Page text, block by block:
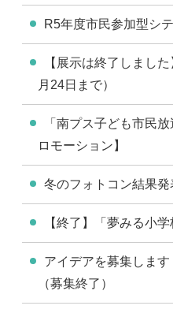
R5年度市民参加型シ
【展示は終了しまし
月24日まで）
「南プス子ども市民
ロモーション】
冬のフォトコン結果発
【終了】「夢みる小
アイデアを募集します
（募集終了）